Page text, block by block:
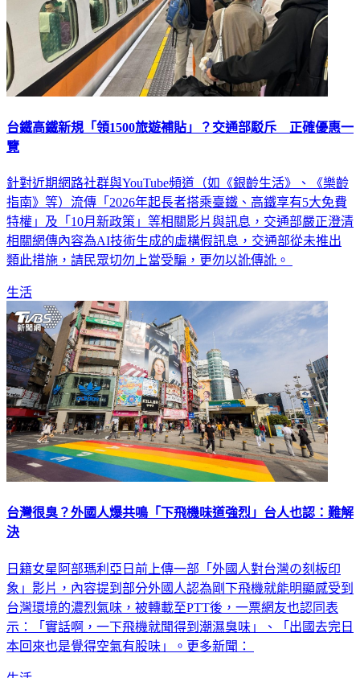
台鐵高鐵新規「領1500旅遊補貼」？交通部駁斥 正確優惠一
覽
針對近期網路社群與YouTube頻道（如《銀齡生活》、《樂齡
指南》等）流傳「2026年起長者搭乘臺鐵、高鐵享有5大免費
特權」及「10月新政策」等相關影片與訊息，交通部嚴正澄清
相關網傳內容為AI技術生成的虛構假訊息，交通部從未推出
類此措施，請民眾切勿上當受騙，更勿以訛傳訛。
生活
台灣很臭？外國人爆共鳴「下飛機味道強烈」台人也認：難解
決
日籍女星阿部瑪利亞日前上傳一部「外國人對台灣の刻板印
象」影片，內容提到部分外國人認為剛下飛機就能明顯感受到
台灣環境的濃烈氣味，被轉載至PTT後，一票網友也認同表
示：「實話啊，一下飛機就聞得到潮濕臭味」、「出國去完日
本回來也是覺得空氣有股味」。更多新聞：